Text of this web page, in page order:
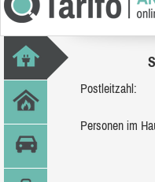
Postleitzahl:
Personen im